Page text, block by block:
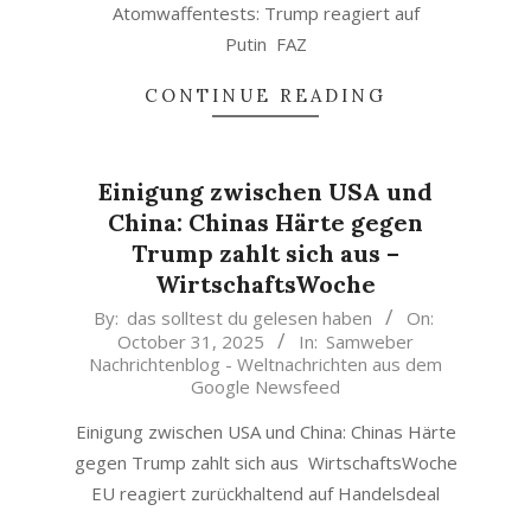
Atomwaffentests: Trump reagiert auf
Putin FAZ
CONTINUE READING
Einigung zwischen USA und
China: Chinas Härte gegen
Trump zahlt sich aus –
WirtschaftsWoche
2025-
31
By: das solltest du gelesen haben
On:
October 31, 2025
In: Samweber
Nachrichtenblog - Weltnachrichten aus dem
Google Newsfeed
Einigung zwischen USA und China: Chinas Härte
gegen Trump zahlt sich aus WirtschaftsWoche
EU reagiert zurückhaltend auf Handelsdeal